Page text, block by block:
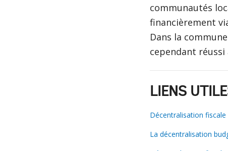
communautés
financièrement
Dans la
cependant
LIENS
Décentralisation
La décentralisation